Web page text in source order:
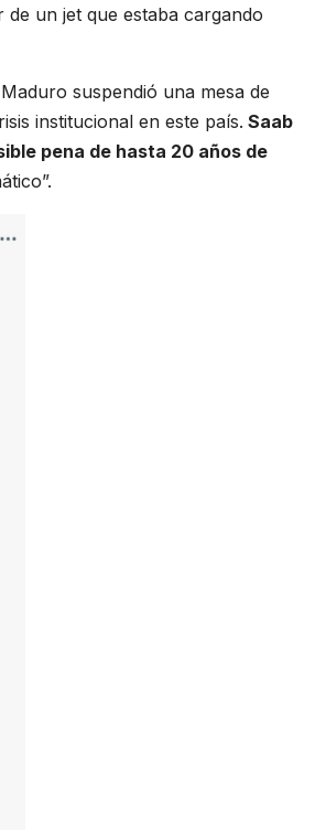
un jet que estaba cargando
suspendió una mesa de
institucional en este país. Saab
pena de hasta 20 años de